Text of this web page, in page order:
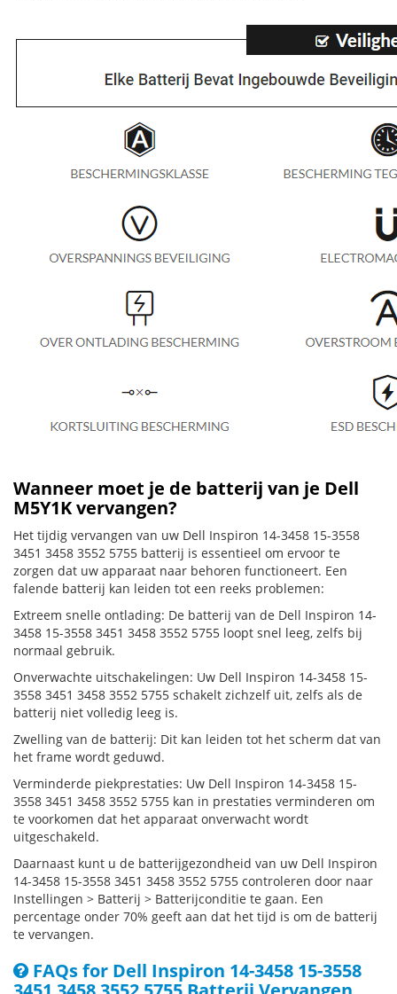
Wanneer moet je de batterij van je Dell
M5Y1K vervangen?
Het tijdig vervangen van uw Dell Inspiron 14-3458 15-3558
3451 3458 3552 5755 batterij is essentieel om ervoor te
zorgen dat uw apparaat naar behoren functioneert. Een
falende batterij kan leiden tot een reeks problemen:
Extreem snelle ontlading: De batterij van de Dell Inspiron 14-
3458 15-3558 3451 3458 3552 5755 loopt snel leeg, zelfs bij
normaal gebruik.
Onverwachte uitschakelingen: Uw Dell Inspiron 14-3458 15-
3558 3451 3458 3552 5755 schakelt zichzelf uit, zelfs als de
batterij niet volledig leeg is.
Zwelling van de batterij: Dit kan leiden tot het scherm dat van
het frame wordt geduwd.
Verminderde piekprestaties: Uw Dell Inspiron 14-3458 15-
3558 3451 3458 3552 5755 kan in prestaties verminderen om
te voorkomen dat het apparaat onverwacht wordt
uitgeschakeld.
Daarnaast kunt u de batterijgezondheid van uw Dell Inspiron
14-3458 15-3558 3451 3458 3552 5755 controleren door naar
Instellingen > Batterij > Batterijconditie te gaan. Een
percentage onder 70% geeft aan dat het tijd is om de batterij
te vervangen.
FAQs for Dell Inspiron 14-3458 15-3558